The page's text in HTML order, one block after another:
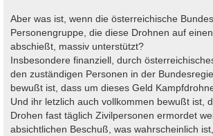
Aber was ist, wenn die österreichische
Personengruppe, die diese Drohnen auf
abschießt, massiv unterstützt?
Insbesondere finanziell, durch
den zuständigen Personen in der
bewußt ist, dass um dieses Geld
Und ihr letzlich auch vollkommen bewußt ist,
Drohen fast täglich Zivilpersonen ermordet
absichtlichen Beschuß, was wahrscheinlich